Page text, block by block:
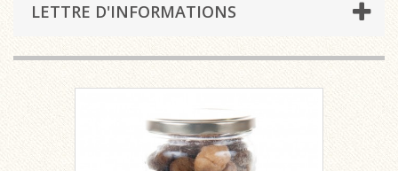
LETTRE D'INFORMATIONS